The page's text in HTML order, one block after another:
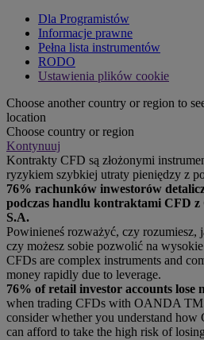
Dla Programistów
Informacje prawne
Pełna lista instrumentów
RODO
Ustawienia plików cookie
Choose another country or region to
location
Choose country or region
Kontynuuj
Kontrakty CFD są złożonymi
ryzykiem szybkiej utraty pieniędzy z
76% rachunków inwestorów
podczas handlu kontraktami CFD
S.A.
Powinieneś rozważyć, czy rozumiesz,
czy możesz sobie pozwolić na
CFDs are complex instruments and
money rapidly due to leverage.
76% of retail investor accounts lose
when trading CFDs with OANDA
consider whether you understand
can afford to take the high risk of